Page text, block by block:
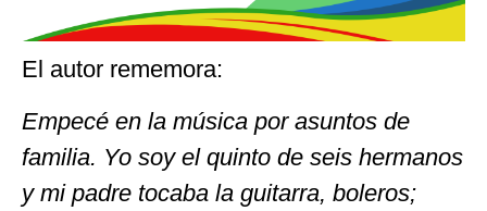
El autor rememora:
Empecé en la música por asuntos de
familia. Yo soy el quinto de seis hermanos
y mi padre tocaba la guitarra, boleros;